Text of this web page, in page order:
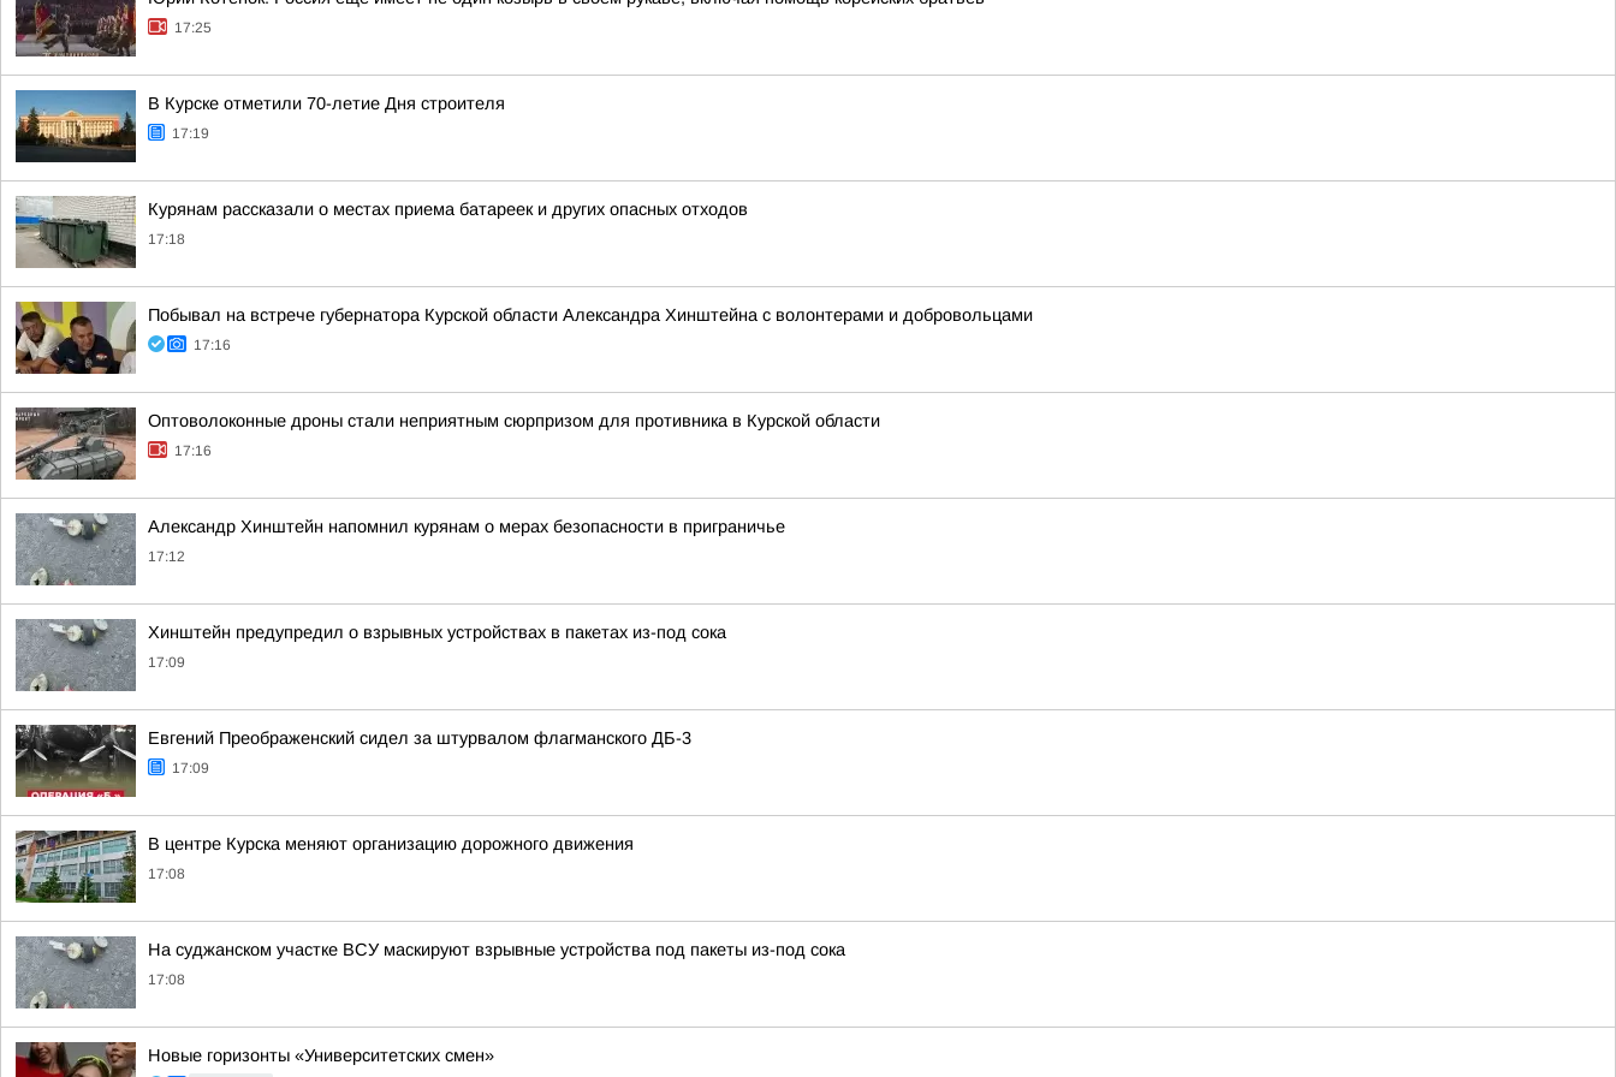
17:25
В Курске отметили 70-летие Дня строителя
17:19
Курянам рассказали о местах приема батареек и других опасных отходов
17:18
Побывал на встрече губернатора Курской области Александра Хинштейна с волонтерами и добровольцами
17:16
Оптоволоконные дроны стали неприятным сюрпризом для противника в Курской области
17:16
Александр Хинштейн напомнил курянам о мерах безопасности в приграничье
17:12
Хинштейн предупредил о взрывных устройствах в пакетах из-под сока
17:09
Евгений Преображенский сидел за штурвалом флагманского ДБ-3
17:09
В центре Курска меняют организацию дорожного движения
17:08
На суджанском участке ВСУ маскируют взрывные устройства под пакеты из-под сока
17:08
Новые горизонты «Университетских смен»